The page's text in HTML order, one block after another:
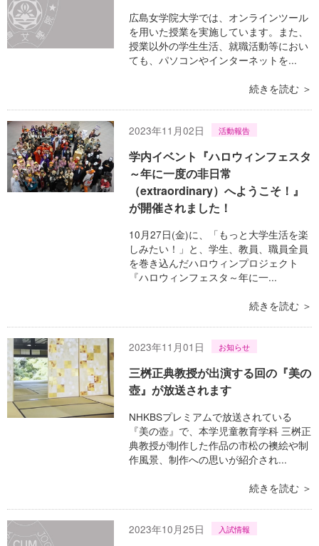
広島女学院大学では、オンラインツール
を用いた授業を実施しています。また、
授業以外の学生生活、就職活動等におい
ても、パソコンやインターネットを...
続きを読む ＞
2023年11月02日 活動報告
学内イベント『ハロウィンフェスタ
～年に一度の非日常
（extraordinary）へようこそ！』
が開催されました！
10月27日(金)に、「もっと大学生活を楽
しみたい！」と、学生、教員、職員全員
を巻き込んだハロウィンプロジェクト
『ハロウィンフェスタ～年に一...
続きを読む ＞
2023年11月01日 お知らせ
三桝正典教授が出演する回の『美の
壺』が放送されます
NHKBSプレミアムで放送されている
『美の壺』で、本学児童教育学科 三桝正
典教授が制作した作品の市松の襖絵や制
作風景、制作への思いが紹介され...
続きを読む ＞
2023年10月25日 入試情報